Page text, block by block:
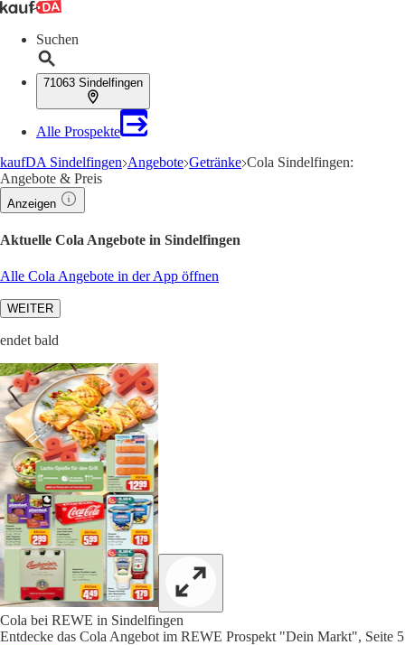
Suchen
71063 Sindelfingen
Alle Prospekte
kaufDA Sindelfingen Angebote Getränke Cola Sindelfingen:
Angebote & Preis
Anzeigen
Aktuelle Cola Angebote in Sindelfingen
Alle Cola Angebote in der App öffnen
WEITER
endet bald
Cola bei REWE in Sindelfingen
Entdecke das Cola Angebot im REWE Prospekt "Dein Markt", Seite 5